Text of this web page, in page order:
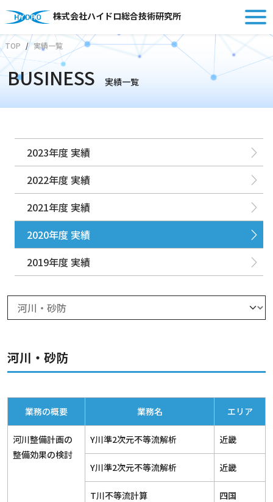
株式会社ハイドロ総合技術研究所
TOP 実績一覧
BUSINESS 実績一覧
2023年度 実績
2022年度 実績
2021年度 実績
2020年度 実績
2019年度 実績
河川・砂防
業務の概要 業務名 エリア
河川整備計画の
整備効果の検討
Y川準2次元不等流解析 近畿
Y川準2次元不等流解析 近畿
T川不等流計算 四国